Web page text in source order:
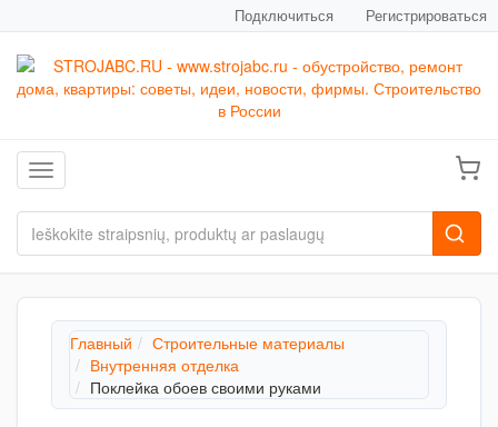
Подключиться Регистрироваться
Toggle navigation
Главный
Строительные материалы
Внутренняя отделка
Поклейка обоев своими руками